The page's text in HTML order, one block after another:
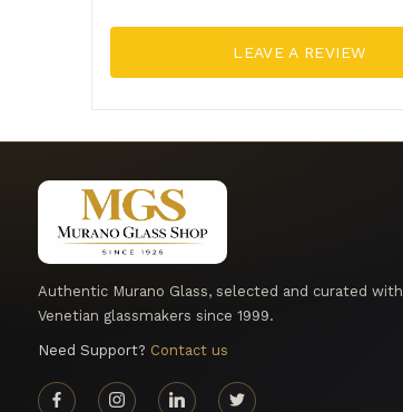
LEAVE A REVIEW
Authentic Murano Glass, selected and curated with
Venetian glassmakers since 1999.
Need Support? Contact us